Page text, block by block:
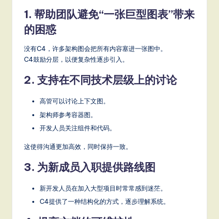
1. 帮助团队避免“一张巨型图表”带来
的困惑
没有C4，许多架构图会把所有内容塞进一张图中。
C4鼓励分层，以便复杂性逐步引入。
2. 支持在不同技术层级上的讨论
高管可以讨论上下文图。
架构师参考容器图。
开发人员关注组件和代码。
这使得沟通更加高效，同时保持一致。
3. 为新成员入职提供路线图
新开发人员在加入大型项目时常常感到迷茫。
C4提供了一种结构化的方式，逐步理解系统。